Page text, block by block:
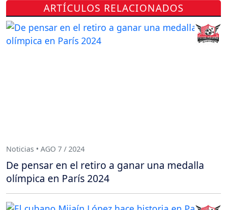
ARTÍCULOS RELACIONADOS
Noticias • AGO 7 / 2024
De pensar en el retiro a ganar una medalla
olímpica en París 2024